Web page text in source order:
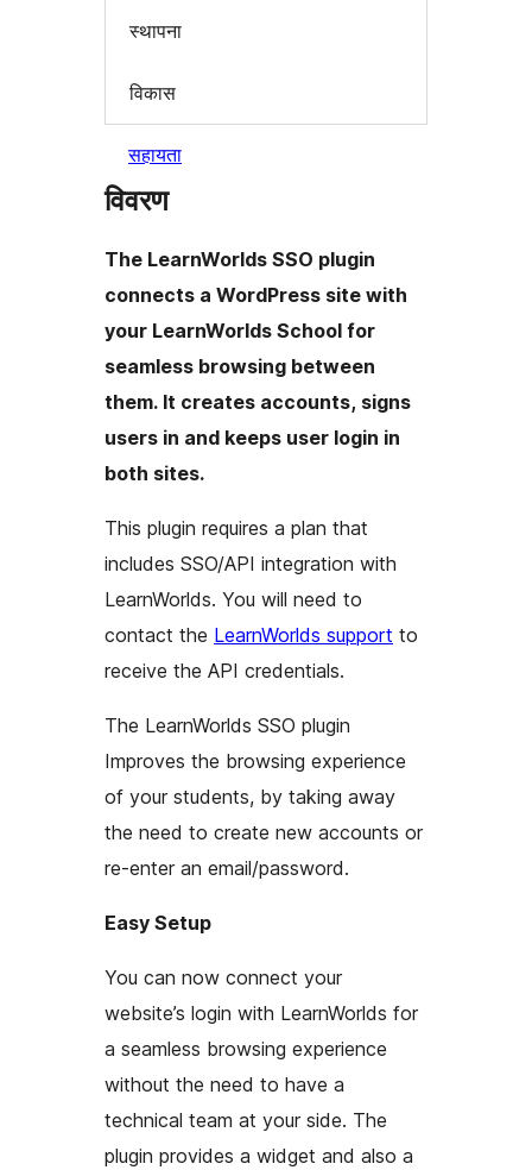
स्थापना
विकास
सहायता
विवरण
The LearnWorlds SSO plugin
connects a WordPress site with
your LearnWorlds School for
seamless browsing between
them. It creates accounts, signs
users in and keeps user login in
both sites.
This plugin requires a plan that
includes SSO/API integration with
LearnWorlds. You will need to
contact the LearnWorlds support to
receive the API credentials.
The LearnWorlds SSO plugin
Improves the browsing experience
of your students, by taking away
the need to create new accounts or
re-enter an email/password.
Easy Setup
You can now connect your
website’s login with LearnWorlds for
a seamless browsing experience
without the need to have a
technical team at your side. The
plugin provides a widget and also a